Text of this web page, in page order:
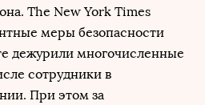
The New York Times
меры безопасности
дежурили многочисленные
сотрудники в
При этом за